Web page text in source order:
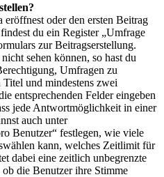
eröffnest oder den ersten Beitrag
du ein Register „Umfrage
zur Beitragserstellung.
sehen können, so hast du
Umfragen zu
und mindestens zwei
entsprechenden Felder eingeben
jede Antwortmöglichkeit in einer
auch unter
Benutzer“ festlegen, wie viele
kann, welches Zeitlimit für
dabei eine zeitlich unbegrenzte
die Benutzer ihre Stimme